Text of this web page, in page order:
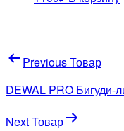
Навигация
по
записям
Previous Товар
DEWAL PRO Бигуди-
Next Товар